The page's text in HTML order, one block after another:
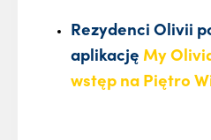
RezydenciOlivii
aplikację My
wstęp na Piętro